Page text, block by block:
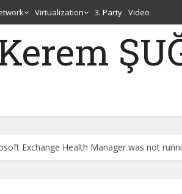
Virtualization 3. Party Video
Exchange Health Manager was not